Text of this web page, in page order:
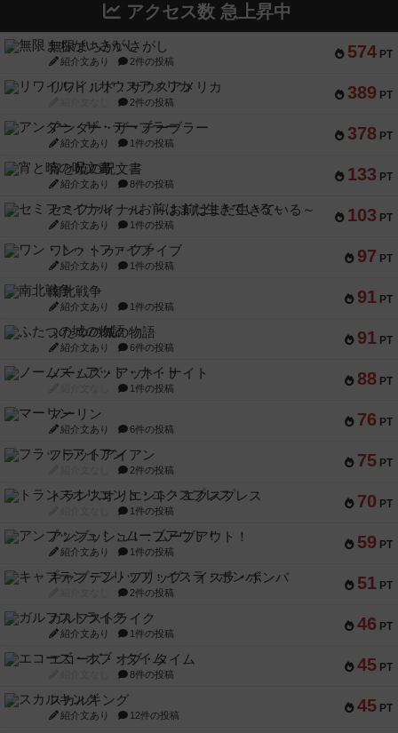
アクセス数 急上昇中
574 PT
無限まちがいさがし
紹介文あり 2件の投稿
389 PT
リワイルド：サウスアメリカ
2件の投稿
378 PT
アンダー・ザ・テーブラー
紹介文あり 1件の投稿
133 PT
宵と暁の呪文書
紹介文あり 8件の投稿
103 PT
セミファイナル ～お前はまだ生きている～
紹介文あり 1件の投稿
97 PT
ワン・トゥ・ファイブ
紹介文あり 1件の投稿
91 PT
南北戦争
紹介文あり 1件の投稿
91 PT
ふたつの城の物語
紹介文あり 6件の投稿
88 PT
ノームズ・アット・ナイト
1件の投稿
76 PT
マーリン
紹介文あり 6件の投稿
75 PT
フラットアイアン
2件の投稿
70 PT
トランスオリエント・エクスプレス
1件の投稿
59 PT
アンブッシュ！：ムーブアウト！
紹介文あり 1件の投稿
51 PT
キャプテン・フリップ：イスラ・ボンバ
2件の投稿
46 PT
ガルフストライク
紹介文あり 1件の投稿
45 PT
エコーズ・オブ・タイム
8件の投稿
45 PT
スカルキング
紹介文あり 12件の投稿